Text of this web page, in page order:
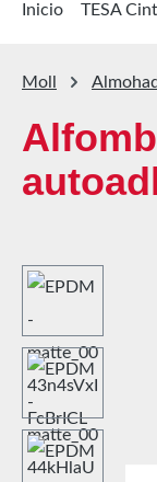
Inicio TESA
Moll
Omitir galería de